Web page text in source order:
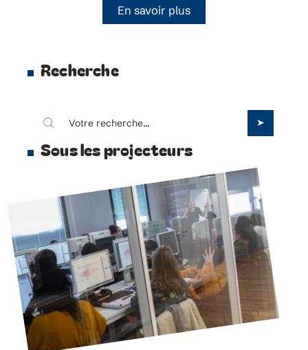
En savoir plus
Recherche
Sous les projecteurs